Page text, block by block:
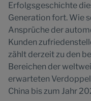
Erfolgsgeschichte
Generation fort. Wie
Ansprüche der
Kunden
zählt derzeit zu den
Bereichen der
erwarteten
China bis zum Jahr